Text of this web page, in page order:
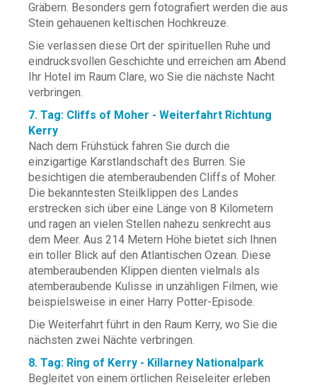
Gräbern. Besonders gern fotografiert werden die aus
Stein gehauenen keltischen Hochkreuze.
Sie verlassen diese Ort der spirituellen Ruhe und
eindrucksvollen Geschichte und erreichen am Abend
Ihr Hotel im Raum Clare, wo Sie die nächste Nacht
verbringen.
7. Tag: Cliffs of Moher - Weiterfahrt Richtung
Kerry
Nach dem Frühstück fahren Sie durch die
einzigartige Karstlandschaft des Burren. Sie
besichtigen die atemberaubenden Cliffs of Moher.
Die bekanntesten Steilklippen des Landes
erstrecken sich über eine Länge von 8 Kilometern
und ragen an vielen Stellen nahezu senkrecht aus
dem Meer. Aus 214 Metern Höhe bietet sich Ihnen
ein toller Blick auf den Atlantischen Ozean. Diese
atemberaubenden Klippen dienten vielmals als
atemberaubende Kulisse in unzähligen Filmen, wie
beispielsweise in einer Harry Potter-Episode.
Die Weiterfahrt führt in den Raum Kerry, wo Sie die
nächsten zwei Nächte verbringen.
8. Tag: Ring of Kerry - Killarney Nationalpark
Begleitet von einem örtlichen Reiseleiter erleben